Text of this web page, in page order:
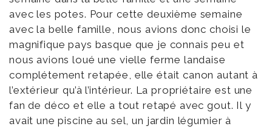
avec les potes. Pour cette deuxième semaine
avec la belle famille, nous avions donc choisi le
magnifique pays basque que je connais peu et
nous avions loué une vielle ferme landaise
complétement retapée, elle était canon autant à
l’extérieur qu’à l’intérieur. La propriétaire est une
fan de déco et elle a tout retapé avec gout. Il y
avait une piscine au sel, un jardin légumier à